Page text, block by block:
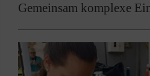
Gemeinsam komplexe